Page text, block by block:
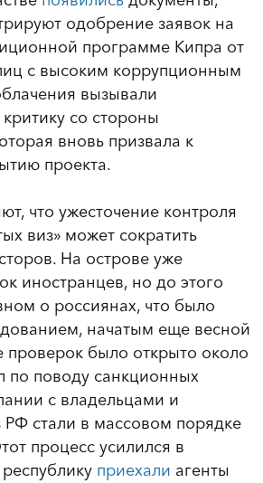
одобрение заявок на
программе Кипра от
с высоким коррупционным
вызывали
со стороны
вновь призвала к
проекта.
что ужесточение контроля
виз» может сократить
На острове уже
иностранцев, но до этого
о россиянах, что было
начатым еще весной
проверок было открыто около
по поводу санкционных
с владельцами и
РФ стали в массовом порядке
процесс усилился в
приехали агенты